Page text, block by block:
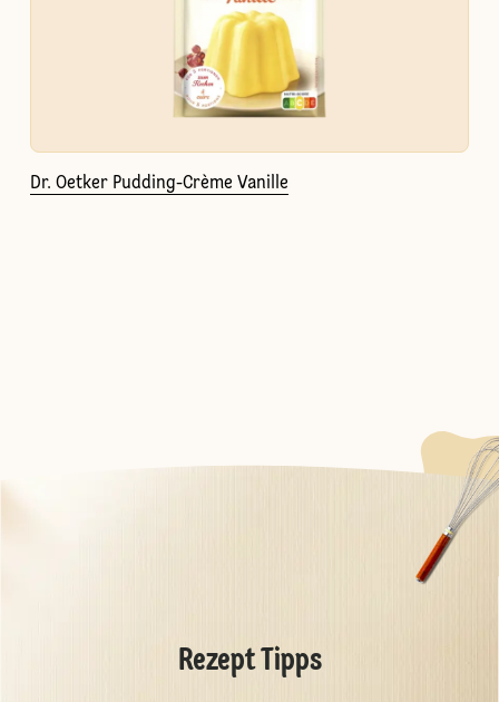
Dr. Oetker Pudding-Crème Vanille
Rezept Tipps